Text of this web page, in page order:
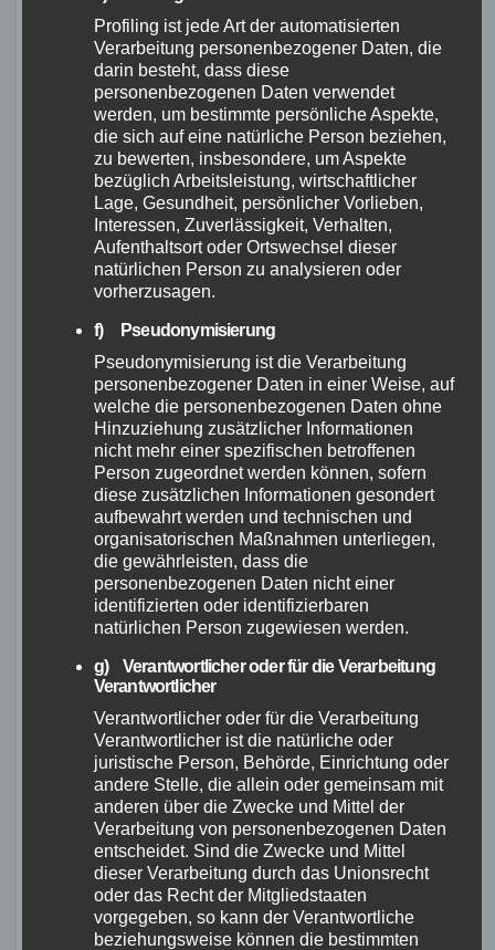
lange Strecke führt dich entlang der
atemberaubenden Küste von Rügen, durch
idyllische Dörfer und vorbei an malerischen
Landschaften. Du wirst die beeindruckende
Natur genießen und dich von der Schönheit der
Ostsee verzaubern lassen.
Alpenüberquerung
Wenn du bereit für eine anspruchsvolle
Bikepacking-Tour bist, dann ist die
Alpenüberquerung genau das Richtige für dich.
Diese epische Route führt dich von
Deutschland über die Alpen nach Italien. Du
wirst atemberaubende Ausblicke auf die
majestätischen Berge genießen und dich durch
abenteuerliche Trails und Pässe bewegen. Die
Alpenüberquerung ist ein unvergessliches
Bikepacking-Abenteuer, das dir neue Grenzen
aufzeigen wird.
Hessischer Radfernweg
R8
Der Hessische Radfernweg R8 erstreckt sich
über 350 Kilometer durch den schönen
Bundesland Hessen. Diese Strecke führt dich
durch malerische Landschaften, vorbei an
historischen Städten und durch idyllische
Dörfer. Du wirst die Vielfalt der Natur und Kultur
erleben und deine Bikepacking-Fähigkeiten auf
die Probe stellen. Genieße die Freiheit auf zwei
Profiling ist jede Art der automatisierten
Verarbeitung personenbezogener Daten, die
darin besteht, dass diese
personenbezogenen Daten verwendet
werden, um bestimmte persönliche Aspekte,
die sich auf eine natürliche Person beziehen,
zu bewerten, insbesondere, um Aspekte
bezüglich Arbeitsleistung, wirtschaftlicher
Lage, Gesundheit, persönlicher Vorlieben,
Interessen, Zuverlässigkeit, Verhalten,
Aufenthaltsort oder Ortswechsel dieser
natürlichen Person zu analysieren oder
vorherzusagen.
f) Pseudonymisierung
Pseudonymisierung ist die Verarbeitung
personenbezogener Daten in einer Weise, auf
welche die personenbezogenen Daten ohne
Hinzuziehung zusätzlicher Informationen
nicht mehr einer spezifischen betroffenen
Person zugeordnet werden können, sofern
diese zusätzlichen Informationen gesondert
aufbewahrt werden und technischen und
organisatorischen Maßnahmen unterliegen,
die gewährleisten, dass die
personenbezogenen Daten nicht einer
identifizierten oder identifizierbaren
natürlichen Person zugewiesen werden.
g) Verantwortlicher oder für die Verarbeitung
Verantwortlicher
Verantwortlicher oder für die Verarbeitung
Verantwortlicher ist die natürliche oder
juristische Person, Behörde, Einrichtung oder
andere Stelle, die allein oder gemeinsam mit
anderen über die Zwecke und Mittel der
Verarbeitung von personenbezogenen Daten
entscheidet. Sind die Zwecke und Mittel
dieser Verarbeitung durch das Unionsrecht
oder das Recht der Mitgliedstaaten
vorgegeben, so kann der Verantwortliche
beziehungsweise können die bestimmten